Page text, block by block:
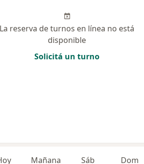
La reserva de turnos en línea no está
disponible
Solicitá un turno
Mañana Sáb Dom